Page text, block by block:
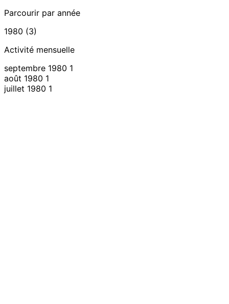
Parcourir par année
1980 (3)
Activité mensuelle
septembre 1980 1
août 1980 1
juillet 1980 1